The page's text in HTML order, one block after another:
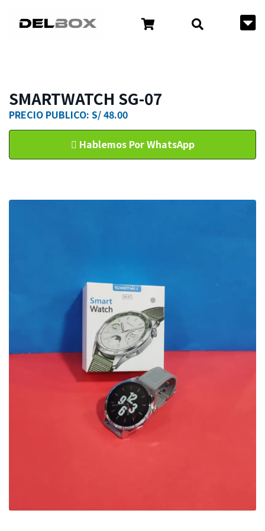
SMARTWATCH SG-07
PRECIO PUBLICO: S/ 48.00
Hablemos Por WhatsApp